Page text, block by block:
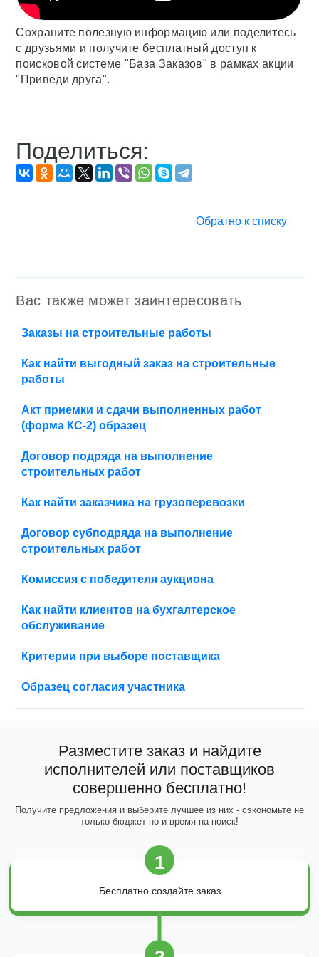
Сохраните полезную информацию или поделитесь
с друзьями и получите бесплатный доступ к
поисковой системе "База Заказов" в рамках акции
"Приведи друга".
Поделиться:
Обратно к списку
Вас также может заинтересовать
Заказы на строительные работы
Как найти выгодный заказ на строительные
работы
Акт приемки и сдачи выполненных работ
(форма КС-2) образец
Договор подряда на выполнение
строительных работ
Как найти заказчика на грузоперевозки
Договор субподряда на выполнение
строительных работ
Комиссия с победителя аукциона
Как найти клиентов на бухгалтерское
обслуживание
Критерии при выборе поставщика
Образец согласия участника
Разместите заказ и найдите
исполнителей или поставщиков
совершенно бесплатно!
Получите предложения и выберите лучшее из них - сэкономьте не
только бюджет но и время на поиск!
1
Бесплатно создайте заказ